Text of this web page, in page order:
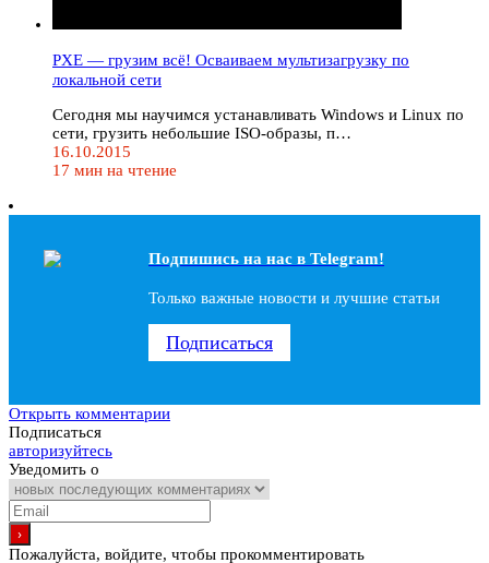
PXE — грузим всё! Осваиваем мультизагрузку по
локальной сети
Сегодня мы научимся устанавливать Windows и Linux по
сети, грузить небольшие ISO-образы, п…
16.10.2015
17 мин на чтение
Подпишись на наc в Telegram!
Только важные новости и лучшие статьи
Подписаться
Открыть комментарии
Подписаться
авторизуйтесь
Уведомить о
Пожалуйста, войдите, чтобы прокомментировать